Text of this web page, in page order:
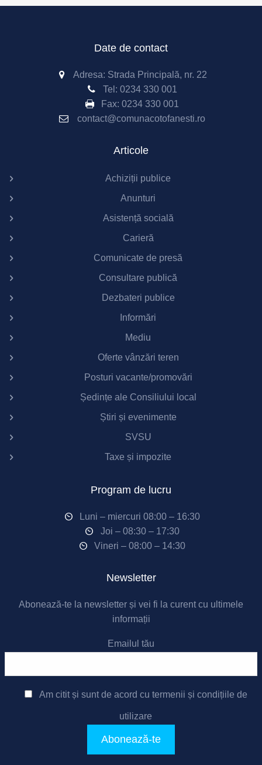
Date de contact
Adresa: Strada Principală, nr. 22
Tel: 0234 330 001
Fax: 0234 330 001
contact@comunacotofanesti.ro
Articole
Achiziții publice
Anunturi
Asistență socială
Carieră
Comunicate de presă
Consultare publică
Dezbateri publice
Informări
Mediu
Oferte vânzări teren
Posturi vacante/promovări
Ședințe ale Consiliului local
Știri și evenimente
SVSU
Taxe și impozite
Program de lucru
Luni – miercuri 08:00 – 16:30
Joi – 08:30 – 17:30
Vineri – 08:00 – 14:30
Newsletter
Abonează-te la newsletter și vei fi la curent cu ultimele
informații
Emailul tău
Am citit și sunt de acord cu termenii și condițiile de
utilizare